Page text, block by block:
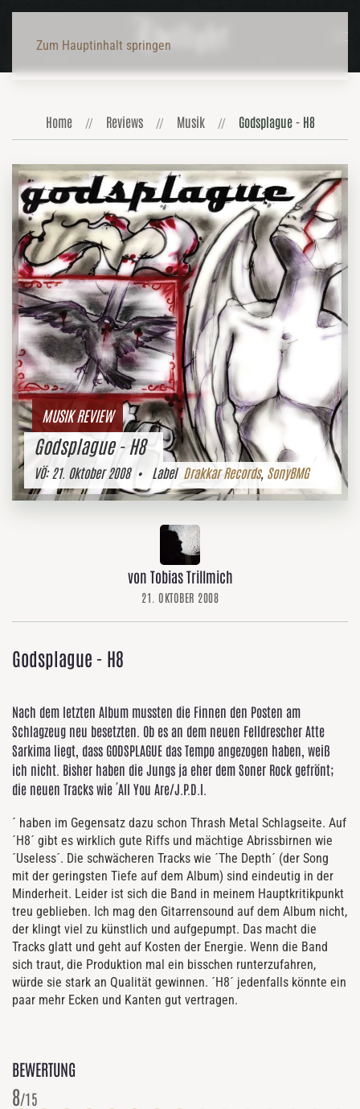
Zum Hauptinhalt springen
Home Reviews Musik Godsplague - H8
MUSIK REVIEW
Godsplague - H8
VÖ:21. Oktober 2008• Label Drakkar Records, SonyBMG
von Tobias Trillmich
21. OKTOBER 2008
Godsplague - H8
Nach dem letzten Album mussten die Finnen den Posten am
Schlagzeug neu besetzten. Ob es an dem neuen Felldrescher Atte
Sarkima liegt, dass GODSPLAGUE das Tempo angezogen haben, weiß
ich nicht. Bisher haben die Jungs ja eher dem Soner Rock gefrönt;
die neuen Tracks wie ´All You Are/J.P.D.l.
´ haben im Gegensatz dazu schon Thrash Metal Schlagseite. Auf
´H8´ gibt es wirklich gute Riffs und mächtige Abrissbirnen wie
´Useless´. Die schwächeren Tracks wie ´The Depth´ (der Song
mit der geringsten Tiefe auf dem Album) sind eindeutig in der
Minderheit. Leider ist sich die Band in meinem Hauptkritikpunkt
treu geblieben. Ich mag den Gitarrensound auf dem Album nicht,
der klingt viel zu künstlich und aufgepumpt. Das macht die
Tracks glatt und geht auf Kosten der Energie. Wenn die Band
sich traut, die Produktion mal ein bisschen runterzufahren,
würde sie stark an Qualität gewinnen. ´H8´ jedenfalls könnte ein
paar mehr Ecken und Kanten gut vertragen.
BEWERTUNG
8/15